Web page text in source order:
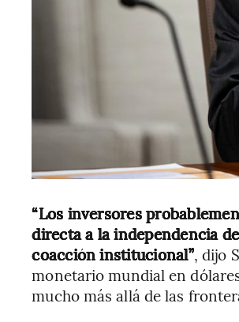
“Los inversores
directa a la independencia
coacción institucional”, dijo
monetario mundial en
mucho más allá de las